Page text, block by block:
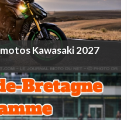
motosKawasaki2027